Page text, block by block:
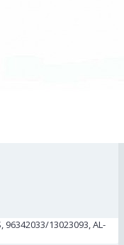
13023093, AL-